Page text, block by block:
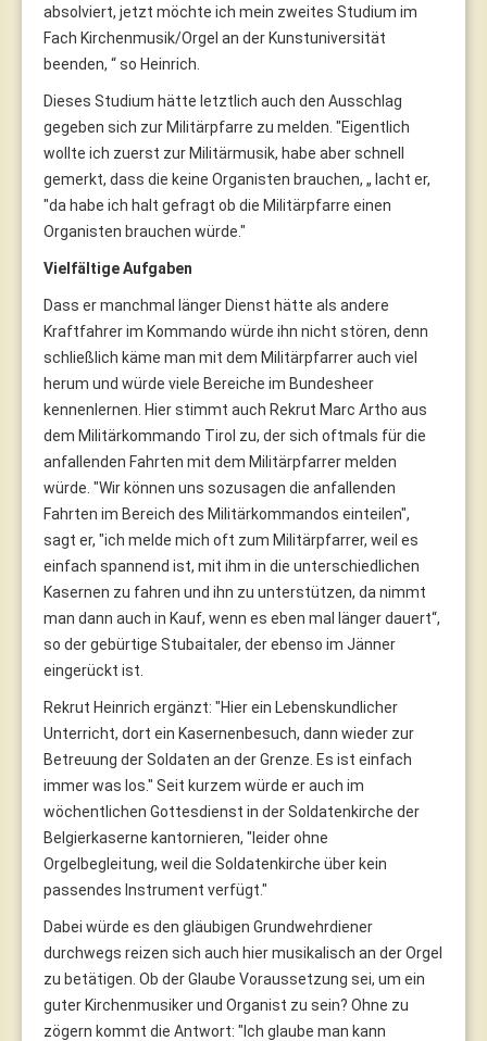
absolviert, jetzt möchte ich mein zweites Studium im
Fach Kirchenmusik/Orgel an der Kunstuniversität
beenden, “ so Heinrich.
Dieses Studium hätte letztlich auch den Ausschlag
gegeben sich zur Militärpfarre zu melden. "Eigentlich
wollte ich zuerst zur Militärmusik, habe aber schnell
gemerkt, dass die keine Organisten brauchen, „ lacht er,
"da habe ich halt gefragt ob die Militärpfarre einen
Organisten brauchen würde."
Vielfältige Aufgaben
Dass er manchmal länger Dienst hätte als andere
Kraftfahrer im Kommando würde ihn nicht stören, denn
schließlich käme man mit dem Militärpfarrer auch viel
herum und würde viele Bereiche im Bundesheer
kennenlernen. Hier stimmt auch Rekrut Marc Artho aus
dem Militärkommando Tirol zu, der sich oftmals für die
anfallenden Fahrten mit dem Militärpfarrer melden
würde. "Wir können uns sozusagen die anfallenden
Fahrten im Bereich des Militärkommandos einteilen",
sagt er, "ich melde mich oft zum Militärpfarrer, weil es
einfach spannend ist, mit ihm in die unterschiedlichen
Kasernen zu fahren und ihn zu unterstützen, da nimmt
man dann auch in Kauf, wenn es eben mal länger dauert“,
so der gebürtige Stubaitaler, der ebenso im Jänner
eingerückt ist.
Rekrut Heinrich ergänzt: "Hier ein Lebenskundlicher
Unterricht, dort ein Kasernenbesuch, dann wieder zur
Betreuung der Soldaten an der Grenze. Es ist einfach
immer was los." Seit kurzem würde er auch im
wöchentlichen Gottesdienst in der Soldatenkirche der
Belgierkaserne kantornieren, "leider ohne
Orgelbegleitung, weil die Soldatenkirche über kein
passendes Instrument verfügt."
Dabei würde es den gläubigen Grundwehrdiener
durchwegs reizen sich auch hier musikalisch an der Orgel
zu betätigen. Ob der Glaube Voraussetzung sei, um ein
guter Kirchenmusiker und Organist zu sein? Ohne zu
zögern kommt die Antwort: "Ich glaube man kann